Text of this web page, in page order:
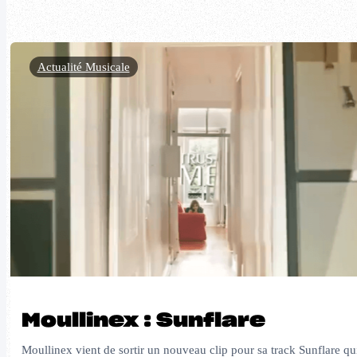
Moullinex : Sunflare
Moullinex vient de sortir un nouveau clip pour sa track Sunflare
Actualité Musicale